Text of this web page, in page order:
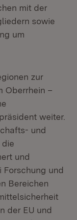
mit der
sowie
um
zur
Oberrhein –
weiter.
und
und
Forschung und
Bereichen
der EU und